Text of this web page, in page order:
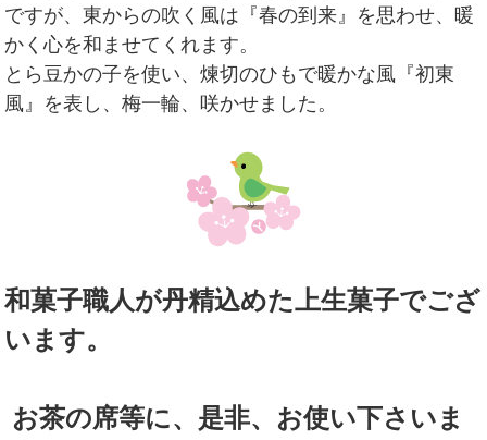
ですが、東からの吹く風は『春の到来』を思わせ、暖
かく心を和ませてくれます。
とら豆かの子を使い、煉切のひもで暖かな風『初東
風』を表し、梅一輪、咲かせました。
和菓子職人が丹精込めた上生菓子でござ
います。
お茶の席等に、是非、お使い下さいま